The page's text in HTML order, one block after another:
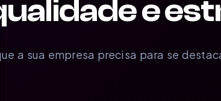
e
a sua empresa precisa para se